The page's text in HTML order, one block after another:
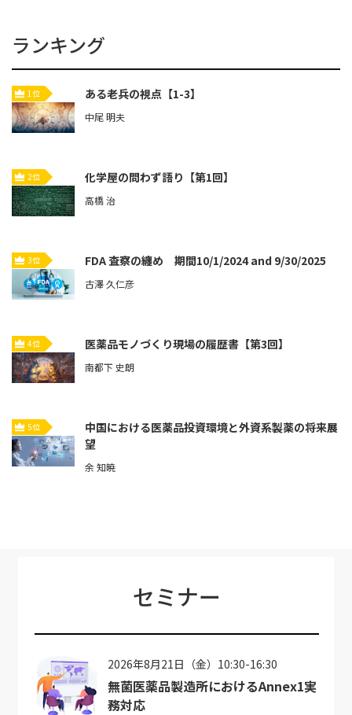
ランキング
1位 ある老兵の視点【1-3】
中尾 明夫
2位 化学屋の問わず語り【第1回】
高橋 治
3位 FDA 査察の纏め 期間10/1/2024 and 9/30/2025
古澤 久仁彦
4位 医薬品モノづくり現場の履歴書【第3回】
南都下 史朗
5位
中国における医薬品投資環境と外資系製薬の将来展
望
余 知暁
セミナー
2026年8月21日（金）10:30-16:30
無菌医薬品製造所におけるAnnex1実
務対応